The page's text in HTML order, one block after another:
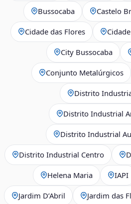
Bussocaba Castelo
Cidade das Flores
City Bussocaba
Conjunto Metalúrgicos
Distrito
Distrito Industrial
Distrito Industrial
Distrito Industrial Centro
Helena Maria IAPI
Jardim D’Abril Jardim das